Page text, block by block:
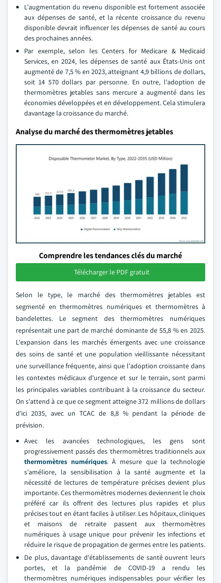
L'augmentation du revenu disponible est fortement associée
aux dépenses de santé, et la récente croissance du revenu
disponible devrait influencer les dépenses de santé au cours
des prochaines années.
Par exemple, selon les Centers for Medicare & Medicaid
Services, en 2024, les dépenses de santé aux États-Unis ont
augmenté de 7,5 % en 2023, atteignant 4,9 billions de dollars,
soit 14 570 dollars par personne. En outre, l'adoption de
thermomètres jetables sans mercure a augmenté dans les
économies développées et en développement. Cela stimulera
davantage la croissance du marché.
Analyse du marché des thermomètres jetables
Comprendre les tendances clés du marché
Télécharger le PDF gratuit
Selon le type, le marché des thermomètres jetables est
segmenté en thermomètres numériques et thermomètres à
bandelettes. Le segment des thermomètres numériques
représentait une part de marché dominante de 55,8 % en 2025.
L'expansion dans les marchés émergents avec une croissance
des soins de santé et une population vieillissante nécessitant
une surveillance fréquente, ainsi que l'adoption croissante dans
les contextes médicaux d'urgence et sur le terrain, sont parmi
les principales variables contribuant à la croissance du secteur.
On s'attend à ce que ce segment atteigne 372 millions de dollars
d'ici 2035, avec un TCAC de 8,8 % pendant la période de
prévision.
Avec les avancées technologiques, les gens sont
progressivement passés des thermomètres traditionnels aux
thermomètres numériques. À mesure que la technologie
s'améliore, la sensibilisation à la santé augmente et la
nécessité de lectures de température précises devient plus
importante. Ces thermomètres modernes deviennent le choix
préféré car ils offrent des lectures plus rapides et plus
précises tout en étant faciles à utiliser. Les hôpitaux, cliniques
et maisons de retraite passent aux thermomètres
numériques à usage unique pour prévenir les infections et
réduire le risque de propagation de germes entre les patients.
De plus, davantage d'établissements de santé ouvrent leurs
portes, et la pandémie de COVID-19 a rendu les
thermomètres numériques indispensables pour vérifier les